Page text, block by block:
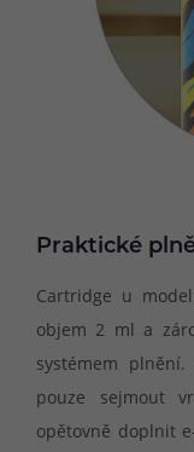
Praktické
Cartridge u
objem 2 ml a
systémem
pouze sejmout
opětovně doplnit